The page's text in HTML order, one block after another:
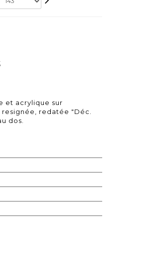
et acrylique sur
redatée "Déc.
dos.